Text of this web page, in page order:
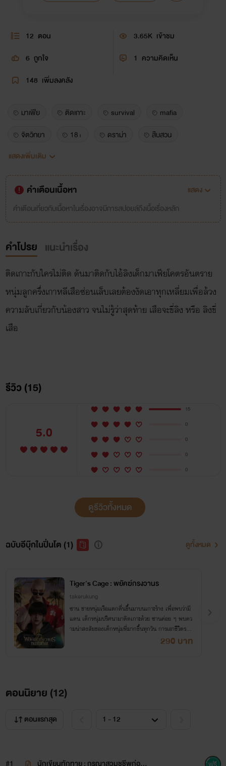
12 ตอน 3.65K เข้าชม
6 ถูกใจ 1 ความคิดเห็น
148 เพิ่มลงคลัง
มาเฟีย ติดเกาะ survival
mafia
จิตวิทยา
18+ ดราม่า
สืบสวน
ระทึกขวัญ
เมะเมะ
เมะชนเมะ รุกxรุก
psycho
psychology
thriller
แสดงเพิ่มเติม
คำเตือนเนื้อหา
แสดง
คำเตือนเกี่ยวกับเนื้อหาในเรื่องอาจมีการสปอยล์ถึงเนื้อเรื่องหลัก
คำโปรย แนะนำเรื่อง
ติดเกาะกับใครไม่ติด ดันมาติดกับไอ้ลิงเด็กมาเฟียโคตรอันตราย
หนุ่มลูกครึ่งเกาหลีเสือซ่อนเล็บเลยต้องงัดเอาทุกเหลี่ยมเพื่อล้วง
ความลับเกี่ยวกับน้องสาว จนไม่รู้ว่าสุดท้าย เสือจะขี่ลิง หรือ ลิงขี่
เสือ
รีวิว (15)
5.0
15
0
0
0
0
ดูรีวิวทั้งหมด
ฉบับอีบุ๊กในปิ่นโต (1) ดูทั้งหมด
Tiger's Cage : พยัคฆ์กรงวานร
takerukung
ซาน ชายหนุ่มเรือแตกตื่นขึ้นมาบนเกาะร้าง เพื่อพบว่ามี
แดน เด็กหนุ่มปริศนามาติดเกาะด้วย ซานค่อย ๆ พบคว
ามน่าสงสัยของเด็กหนุ่มที่มากขึ้นทุกวัน การเอาชีวิตรอด
จึงกลายเป็นเกมที่คนตอแหลที่สุดคือผู้ชนะ290 บาท
ตอนนิยาย (12)
ตอนแรกสุด
#1 นักเขียนทักทาย : กรุณาสวมชูชีพก่อนล